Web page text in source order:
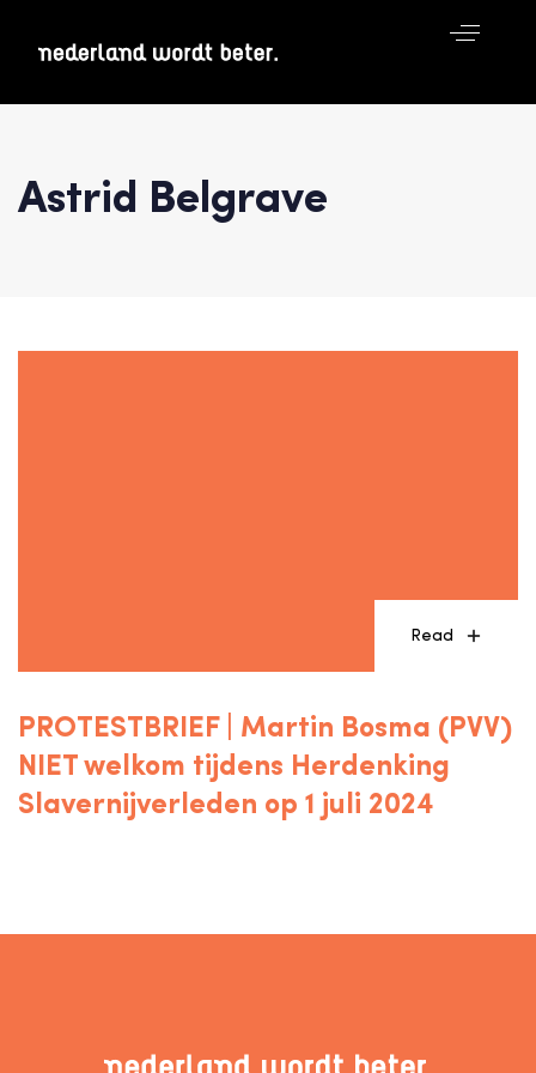
Astrid Belgrave
Read
PROTESTBRIEF | Martin Bosma (PVV)
NIET welkom tijdens Herdenking
Slavernijverleden op 1 juli 2024